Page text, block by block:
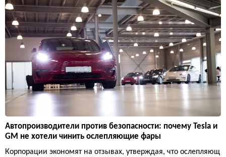
Автопроизводители против безопасности: почему Tesla и
GM не хотели чинить ослепляющие фары
Корпорации экономят на отзывах, утверждая, что ослепляющ